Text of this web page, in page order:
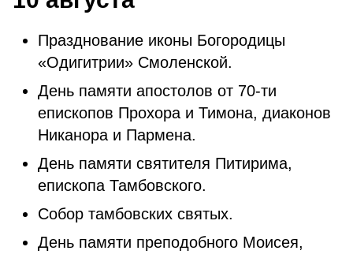
Празднование иконы Богородицы
«Одигитрии» Смоленской.
День памяти апостолов от 70-ти
епископов Прохора и Тимона, диаконов
Никанора и Пармена.
День памяти святителя Питирима,
епископа Тамбовского.
Собор тамбовских святых.
День памяти преподобного Моисея,